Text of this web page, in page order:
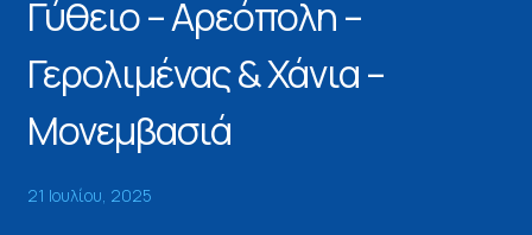
Γύθειο – Αρεόπολη –
Γερολιμένας & Χάνια –
Μονεμβασιά
21 Ιουλίου, 2025